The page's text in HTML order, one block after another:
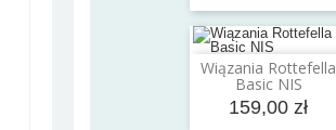
Wiązania Rottefella
Basic NIS
159,00 zł
Dodaj do koszyka